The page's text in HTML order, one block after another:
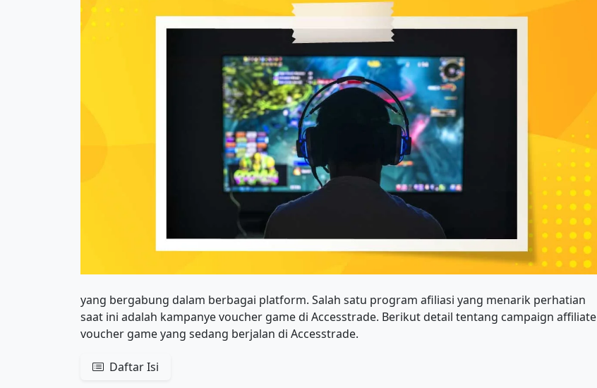
yang bergabung dalam berbagai platform. Salah satu program afiliasi yang menarik perhatian
saat ini adalah kampanye voucher game di Accesstrade. Berikut detail tentang campaign affiliate
voucher game yang sedang berjalan di Accesstrade.
Daftar Isi